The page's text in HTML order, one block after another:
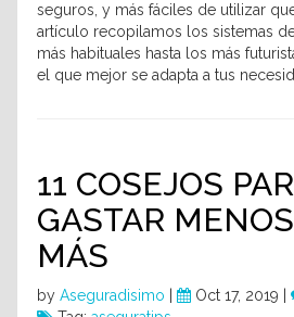
seguros, y más fáciles de utilizar
artículo recopilamos los sistemas
más habituales hasta los más
el que mejor se adapta a tus
11 COSEJOS
GASTAR
MÁS
by Aseguradisimo Oct 17, 2019 |